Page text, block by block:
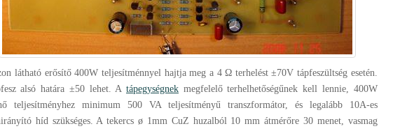
látható erősítő 400W teljesítménnyel hajtja meg a 4 Ω terhelést ±70V tápfeszültség esetén.
alsó határa ±50 lehet. A tápegységnekmegfelelő terhelhetőségűnek kell lennie, 400W
teljesítményhez minimum 500 VA teljesítményű transzformátor, és legalább 10A-es
híd szükséges. A tekercs ø 1mm CuZ huzalból 10 mm átmérőre 30 menet, vasmag